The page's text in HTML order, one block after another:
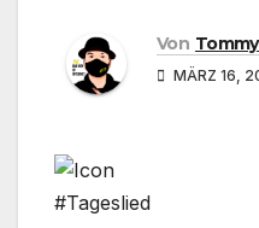
Von
MÄRZ 16,